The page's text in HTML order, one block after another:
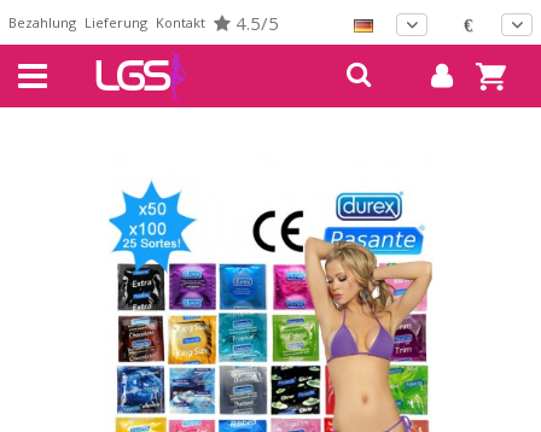
Bezahlung Lieferung Kontakt 4.5/5 €